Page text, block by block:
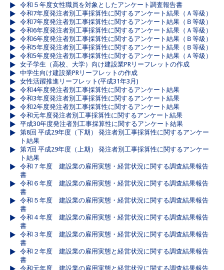
令和５年度女性職員を対象としたアンケート調査報告書
令和7年度発注者別工事採算性に関するアンケート結果（Ａ等級）
令和7年度発注者別工事採算性に関するアンケート結果（Ｂ等級）
令和6年度発注者別工事採算性に関するアンケート結果（Ａ等級）
令和6年度発注者別工事採算性に関するアンケート結果（Ｂ等級）
令和5年度発注者別工事採算性に関するアンケート結果（Ｂ等級）
令和5年度発注者別工事採算性に関するアンケート結果（Ａ等級）
女子学生（高校、大学）向け建設業PRリーフレットの作成
中学生向け建設業PRリーフレットの作成
女性活躍推進リーフレット(平成31年3月)
令和4年度発注者別工事採算性に関するアンケート結果
令和3年度発注者別工事採算性に関するアンケート結果
令和2年度発注者別工事採算性に関するアンケート結果
令和元年度発注者別工事採算性に関するアンケート結果
平成30年度発注者別工事採算性に関するアンケート結果
第8回 平成29年度（下期） 発注者別工事採算性に関するアンケー
ト結果
第7回 平成29年度（上期） 発注者別工事採算性に関するアンケー
ト結果
令和７年度 建設業の雇用実態・経営状況に関する調査結果報告
書
令和６年度 建設業の雇用実態・経営状況に関する調査結果報告
書
令和５年度 建設業の雇用実態・経営状況に関する調査結果報告
書
令和４年度 建設業の雇用実態・経営状況に関する調査結果報告
書
令和３年度 建設業の雇用実態・経営状況に関する調査結果報告
書
令和２年度 建設業の雇用実態と経営状況に関する調査結果報告
書
令和元年度 建設業の雇用実態と経営状況に関する調査結果報告